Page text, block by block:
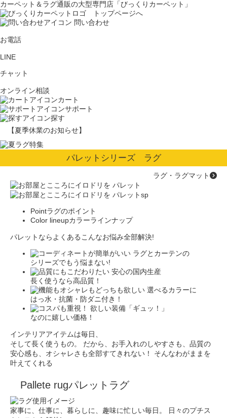
カーペット＆ラグ通販の大型専門店「びっくりカーペット」
問い合わせ
お電話
LINE
チャット
オンライン相談
カート
サポート
探す
【夏季休業のお知らせ】
パレットシリーズ ラグ
ラグ・ラグマット
Pointラグのポイント
Color lineupカラーラインナップ
パレットなら よくあるこんなお悩み全部解決!
ラグとカーテンの
シリーズでもう悩まない!
安心の国内生産
長く使うなら高品質！
選べるカラーに
はっ水・抗菌・防ダニ付き！
欲しい装備「ギュッ！」
なのに嬉しい価格！
インテリアアイテムは毎日、
そして長く使うもの。
だから、お手入れのしやすさも、品質の
安心感も、オシャレさも全部すてきれない！
そんなわがままを
叶えてくれる
Pallete rugパレットラグ
家事に、仕事に、暮らしに、趣味に忙しい毎日。
日々のプチス